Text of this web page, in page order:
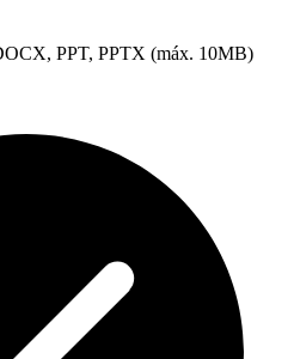
PPT, PPTX (máx. 10MB)